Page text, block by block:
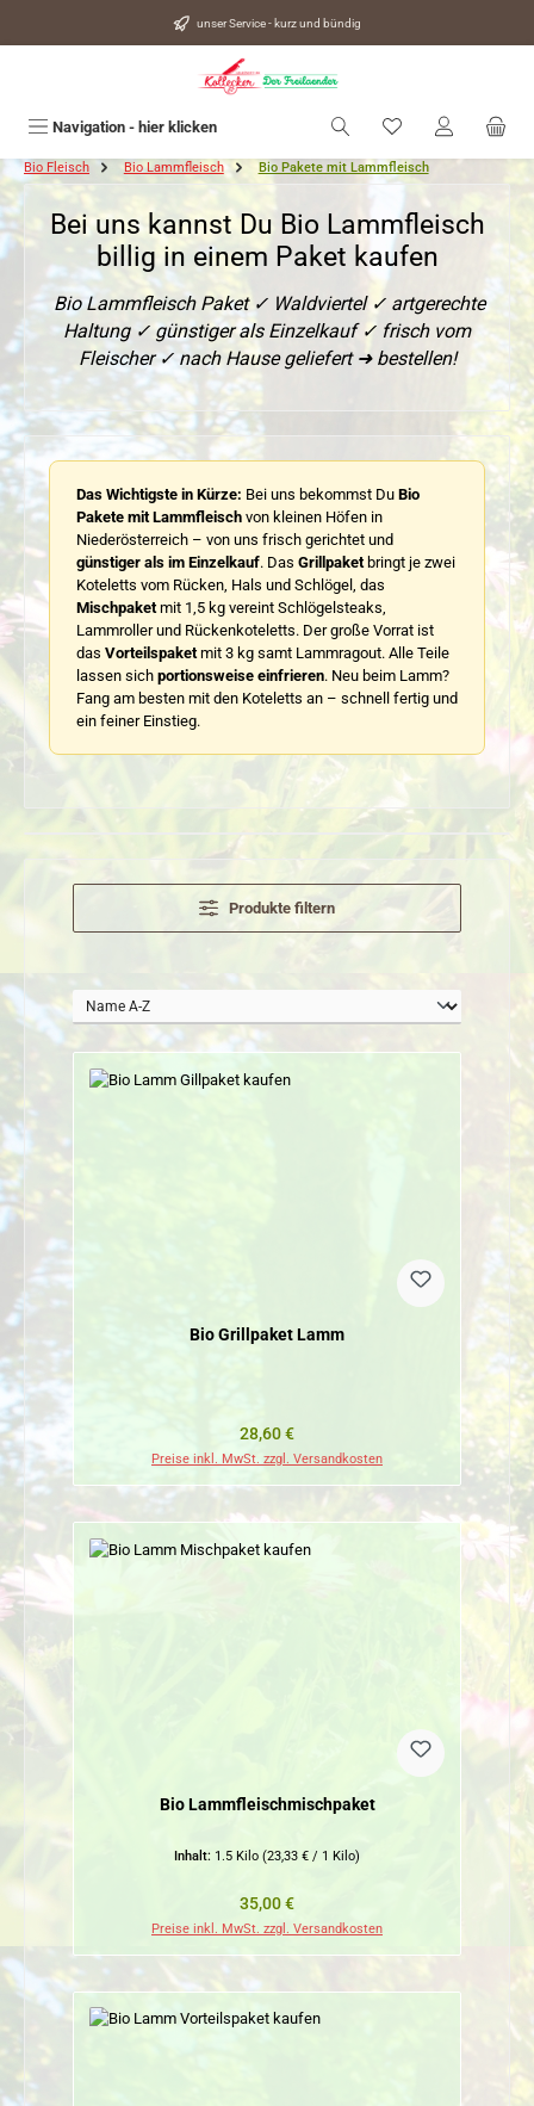
unser Service - kurz und bündig
Navigation - hier klicken Du hast 0
Bio Fleisch Bio Lammfleisch Bio Pakete mit Lammfleisch
Bei uns kannst Du Bio Lammfleisch
billig in einem Paket kaufen
Bio Lammfleisch Paket ✓ Waldviertel ✓ artgerechte
Haltung ✓ günstiger als Einzelkauf ✓ frisch vom
Fleischer ✓ nach Hause geliefert ➜ bestellen!
Das Wichtigste in Kürze: Bei uns bekommst Du Bio
Pakete mit Lammfleisch von kleinen Höfen in
Niederösterreich – von uns frisch gerichtet und
günstiger als im Einzelkauf. Das Grillpaket bringt je zwei
Koteletts vom Rücken, Hals und Schlögel, das
Mischpaket mit 1,5 kg vereint Schlögelsteaks,
Lammroller und Rückenkoteletts. Der große Vorrat ist
das Vorteilspaket mit 3 kg samt Lammragout. Alle Teile
lassen sich portionsweise einfrieren. Neu beim Lamm?
Fang am besten mit den Koteletts an – schnell fertig und
ein feiner Einstieg.
Produkte filtern
Bio Grillpaket Lamm
Regulärer Preis:
28,60 €
Preise inkl. MwSt. zzgl. Versandkosten
Bio Lammfleischmischpaket
Inhalt: 1.5 Kilo (23,33 € / 1 Kilo)
Regulärer Preis:
35,00 €
Preise inkl. MwSt. zzgl. Versandkosten